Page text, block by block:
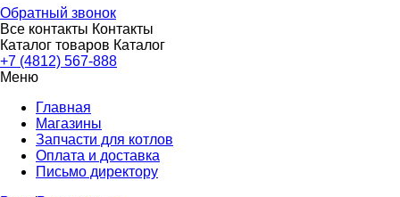
Обратный звонок
Все контакты Контакты
Каталог товаров Каталог
+7 (4812) 567-888
Меню
Главная
Магазины
Запчасти для котлов
Оплата и доставка
Письмо директору